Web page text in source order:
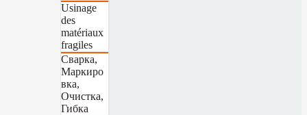
Usinage
des
matériaux
fragiles
Сварка,
Маркиро
вка,
Очистка,
Гибка